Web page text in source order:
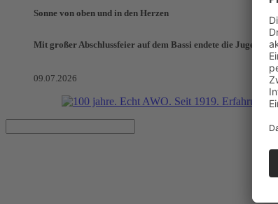
Sonne von oben und in den Herzen
Mit großer Abschlussfeier auf dem Bassi endete die
09.07.2026
COVID-19: Nothilfe wird